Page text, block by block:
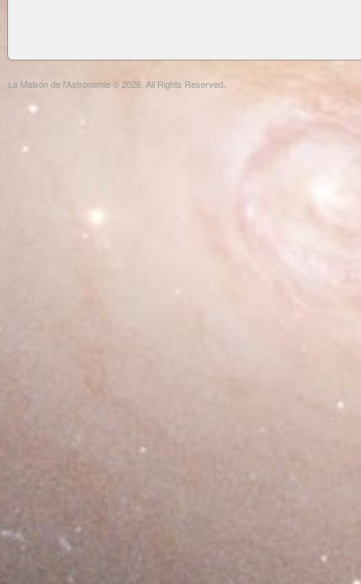
La Maison de l'Astronomie © 2026. All Rights Reserved.